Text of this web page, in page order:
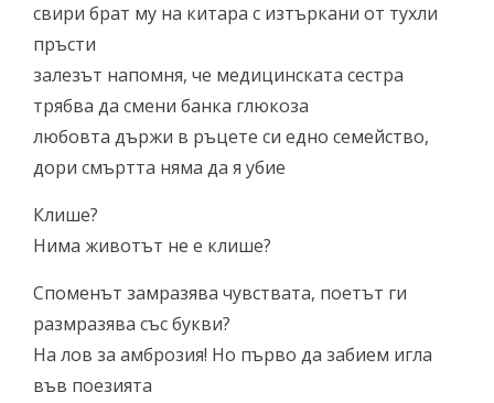
свири брат му на китара с изтъркани от тухли
пръсти
залезът напомня, че медицинската сестра
трябва да смени банка глюкоза
любовта държи в ръцете си едно семейство,
дори смъртта няма да я убие
Клише?
Нима животът не е клише?
Споменът замразява чувствата, поетът ги
размразява със букви?
На лов за амброзия! Но първо да забием игла
във поезията